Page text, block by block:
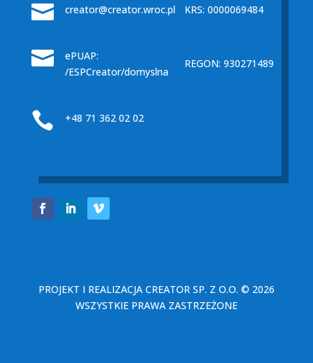
 creator@creator.wroc.pl KRS: 0000069484

ePUAP:
/ESPCreator/domyslna
REGON: 930271489
 +48 71 362 02 02
PROJEKT I REALIZACJA CREATOR SP. Z O.O. © 2026
WSZYSTKIE PRAWA ZASTRZEŻONE